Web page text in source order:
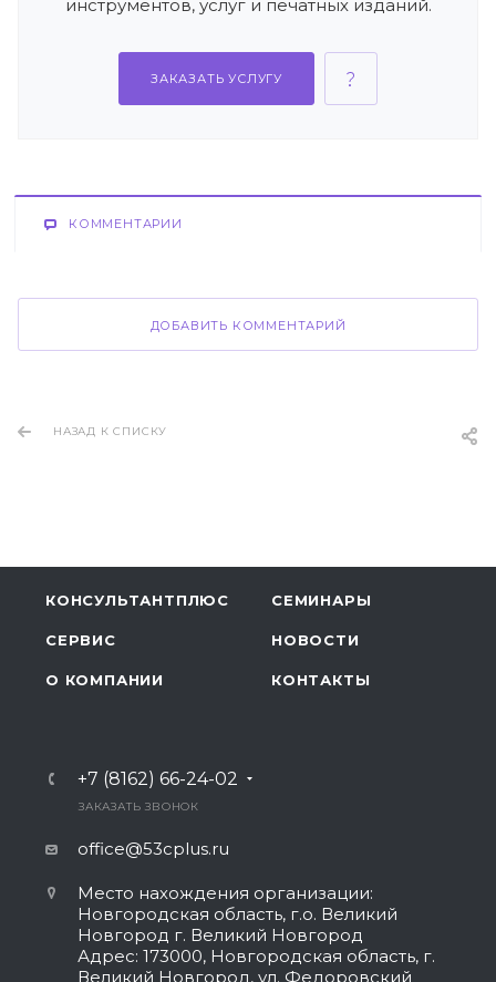
инструментов, услуг и печатных изданий.
ЗАКАЗАТЬ УСЛУГУ
КОММЕНТАРИИ
ДОБАВИТЬ КОММЕНТАРИЙ
НАЗАД К СПИСКУ
КОНСУЛЬТАНТПЛЮС СЕМИНАРЫ
СЕРВИС НОВОСТИ
О КОМПАНИИ КОНТАКТЫ
+7 (8162) 66-24-02
ЗАКАЗАТЬ ЗВОНОК
office@53cplus.ru
Место нахождения организации:
Новгородская область, г.о. Великий
Новгород г. Великий Новгород
Адрес: 173000, Новгородская область, г.
Великий Новгород, ул. Федоровский